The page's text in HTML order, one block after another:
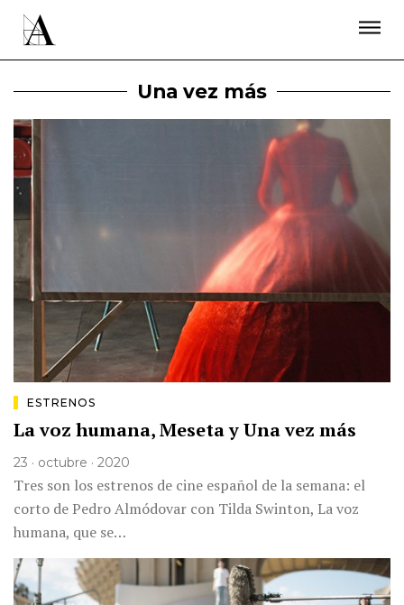
Una vez más
ESTRENOS
La voz humana, Meseta y Una vez más
23 · octubre · 2020
Tres son los estrenos de cine español de la semana: el
corto de Pedro Almódovar con Tilda Swinton, La voz
humana, que se…
PRENSA
NEWSLETTER